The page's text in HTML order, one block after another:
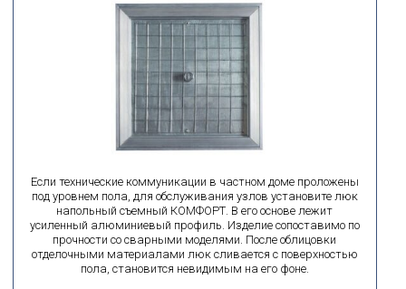
Если технические коммуникации в частном доме проложены
под уровнем пола, для обслуживания узлов установите люк
напольный съемный КОМФОРТ. В его основе лежит
усиленный алюминиевый профиль. Изделие сопоставимо по
прочности со сварными моделями. После облицовки
отделочными материалами люк сливается с поверхностью
пола, становится невидимым на его фоне.